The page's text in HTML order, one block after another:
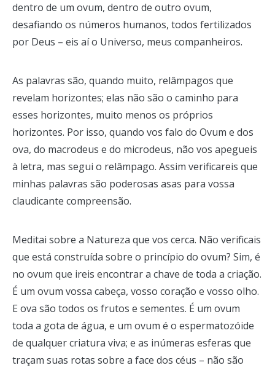
dentro de um ovum, dentro de outro ovum,
desafiando os números humanos, todos fertilizados
por Deus – eis aí o Universo, meus companheiros.
As palavras são, quando muito, relâmpagos que
revelam horizontes; elas não são o caminho para
esses horizontes, muito menos os próprios
horizontes. Por isso, quando vos falo do Ovum e dos
ova, do macrodeus e do microdeus, não vos apegueis
à letra, mas segui o relâmpago. Assim verificareis que
minhas palavras são poderosas asas para vossa
claudicante compreensão.
Meditai sobre a Natureza que vos cerca. Não verificais
que está construída sobre o princípio do ovum? Sim, é
no ovum que ireis encontrar a chave de toda a criação.
É um ovum vossa cabeça, vosso coração e vosso olho.
E ova são todos os frutos e sementes. É um ovum
toda a gota de água, e um ovum é o espermatozóide
de qualquer criatura viva; e as inúmeras esferas que
traçam suas rotas sobre a face dos céus – não são